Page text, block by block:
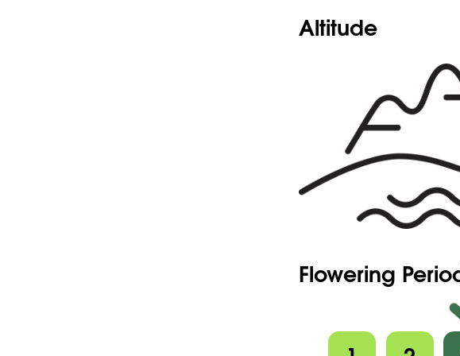
1-3 mm. de large, étroites-
moins révolutée, entière,
-Grappes l-4(-8), brièvement
églanduleuses, parfois
groupées unilatéralement, à
-Pédicelles fructifères 2-5 (-6)
environ les bractées linéaires-
-Calice 2-3 mm. de long à
fructification, à lobes (4-)5,
inégaux, églanduleux-
-Corolle bleu-clair ou rose, 6-12
que le calice.
-Capsule 3-4 mm. de long,
large, obcordée à transversale-
ou presque arrondie à la base,
généralement lisse, pubérulente
Altitude
Flowering